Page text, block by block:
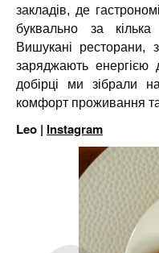
закладів, де
буквально за
Вишукані ресторани,
заряджають енергією
добірці ми зібрали
комфорт проживання
Leo | Instagram